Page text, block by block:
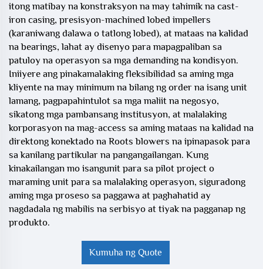
itong matibay na konstraksyon na may tahimik na cast-
iron casing, presisyon-machined lobed impellers
(karaniwang dalawa o tatlong lobed), at mataas na kalidad
na bearings, lahat ay disenyo para mapagpaliban sa
patuloy na operasyon sa mga demanding na kondisyon.
Iniiyere ang pinakamalaking fleksibilidad sa aming mga
kliyente na may minimum na bilang ng order na isang unit
lamang, pagpapahintulot sa mga maliit na negosyo,
sikatong mga pambansang institusyon, at malalaking
korporasyon na mag-access sa aming mataas na kalidad na
direktong konektado na Roots blowers na ipinapasok para
sa kanilang partikular na pangangailangan. Kung
kinakailangan mo isangunit para sa pilot project o
maraming unit para sa malalaking operasyon, siguradong
aming mga proseso sa paggawa at paghahatid ay
nagdadala ng mabilis na serbisyo at tiyak na pagganap ng
produkto.
Kumuha ng Quote